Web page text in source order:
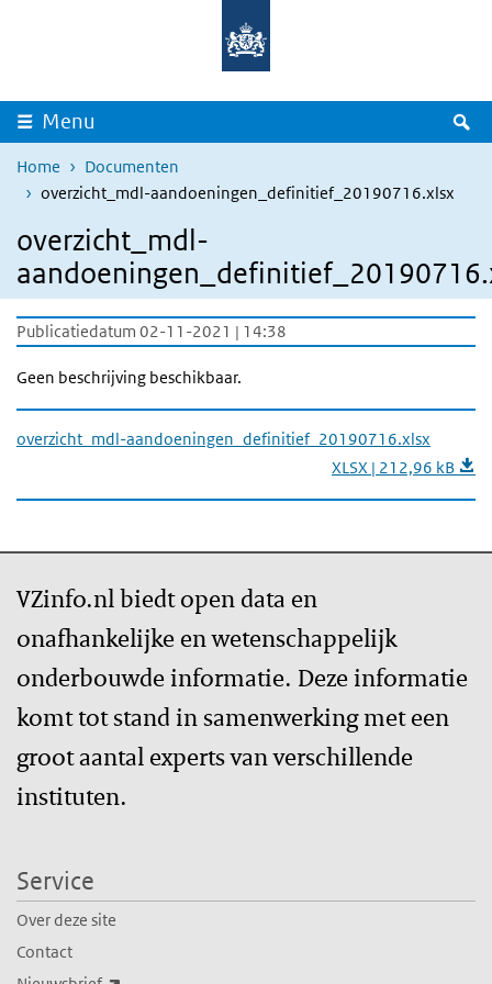
Overslaan en naar de inhoud gaan
Menu
Home
Documenten
overzicht_mdl-aandoeningen_definitief_20190716.xlsx
overzicht_mdl-
Publicatiedatum 02-11-2021 | 14:38
Geen beschrijving beschikbaar.
overzicht_mdl-aandoeningen_definitief_20190716.xlsx
XLSX | 212,96 kB
VZinfo.nl biedt open data en
onafhankelijke en wetenschappelijk
onderbouwde informatie. Deze informatie
komt tot stand in samenwerking met een
groot aantal experts van verschillende
instituten.
Service
Over deze site
Contact